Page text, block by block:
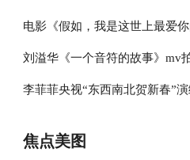
电影《假如，我是这世上最爱
人》原声带上线 感受鲜活治愈
刘溢华《一个音符的故事》mv
圆满落幕
李菲菲央视“东西南北贺新春”演
焦点美图